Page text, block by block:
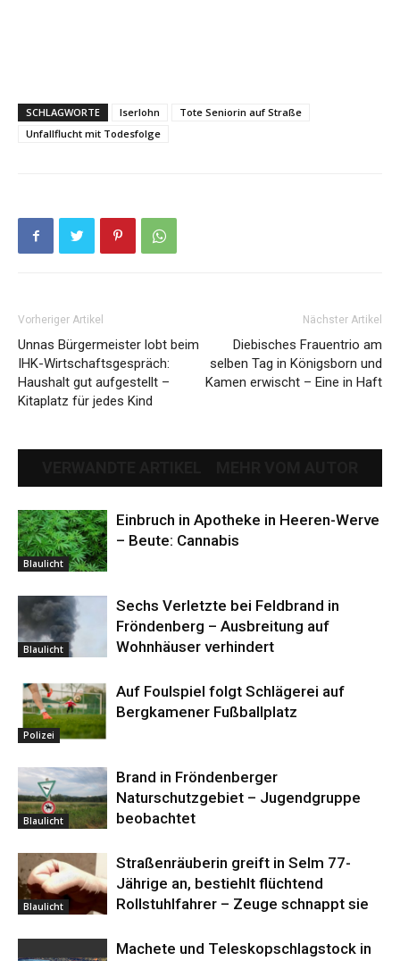
SCHLAGWORTE Iserlohn
Tote Seniorin auf Straße
Unfallflucht mit Todesfolge
Vorheriger Artikel
Unnas Bürgermeister lobt beim
IHK-Wirtschaftsgespräch:
Haushalt gut aufgestellt –
Kitaplatz für jedes Kind
Nächster Artikel
Diebisches Frauentrio am
selben Tag in Königsborn und
Kamen erwischt – Eine in Haft
Blaulicht
Einbruch in Apotheke in Heeren-Werve
– Beute: Cannabis
Blaulicht
Sechs Verletzte bei Feldbrand in
Fröndenberg – Ausbreitung auf
Wohnhäuser verhindert
Polizei
Auf Foulspiel folgt Schlägerei auf
Bergkamener Fußballplatz
Blaulicht
Brand in Fröndenberger
Naturschutzgebiet – Jugendgruppe
beobachtet
Blaulicht
Straßenräuberin greift in Selm 77-
Jährige an, bestiehlt flüchtend
Rollstuhlfahrer – Zeuge schnappt sie
Machete und Teleskopschlagstock in